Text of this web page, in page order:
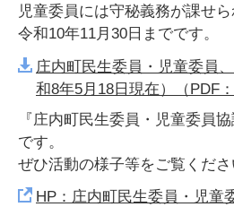
児童委員には守秘義務が課せ
令和10年11月30日までです。
庄内町民生委員・児童委員
和8年5月18日現在）（PDF：
『庄内町民生委員・児童委員
です。
ぜひ活動の様子等をご覧くださ
HP：庄内町民生委員・児童